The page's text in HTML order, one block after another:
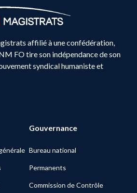
affilié à une confédération,
FO tire son indépendance de son
syndical humaniste et
Gouvernance
Bureau national
Permanents
Commission de Contrôle